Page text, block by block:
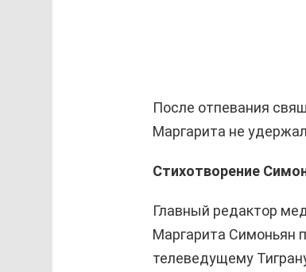
После отпевания
Маргарита не
Стихотворение
Главный редактор
Маргарита Симоньян
телеведущему